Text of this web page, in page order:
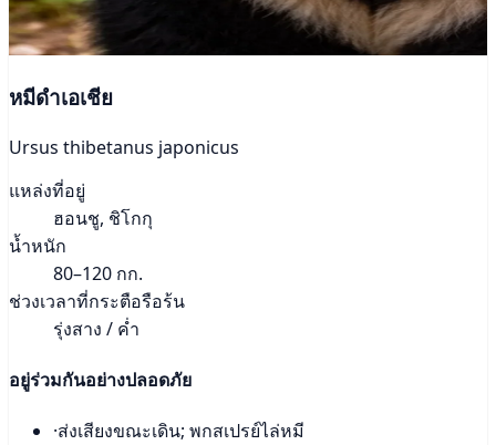
หมีดำเอเชีย
Ursus thibetanus japonicus
แหล่งที่อยู่
ฮอนชู, ชิโกกุ
น้ำหนัก
80–120 กก.
ช่วงเวลาที่กระตือรือร้น
รุ่งสาง / ค่ำ
อยู่ร่วมกันอย่างปลอดภัย
·ส่งเสียงขณะเดิน; พกสเปรย์ไล่หมี